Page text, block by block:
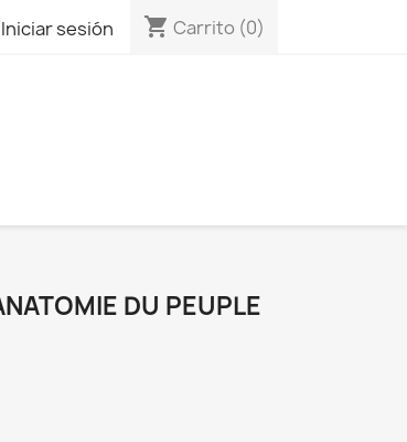
Iniciar sesión shopping_cart Carrito (0)
DU PEUPLE